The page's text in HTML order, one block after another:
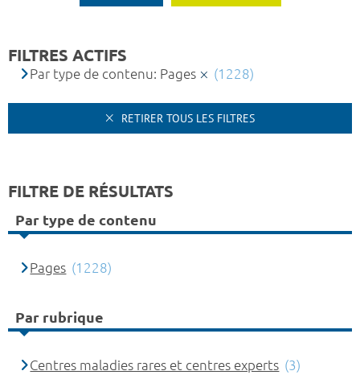
FILTRES ACTIFS
Par type de contenu: Pages (1228)
RETIRER TOUS LES FILTRES
FILTRE DE RÉSULTATS
Par type de contenu
Pages (1228)
Par rubrique
Centres maladies rares et centres experts (3)